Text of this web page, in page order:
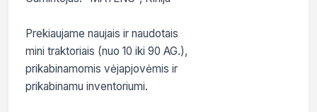
Prekiaujame naujais ir naudotais
mini traktoriais (nuo 10 iki 90 AG.),
prikabinamomis vėjapjovėmis ir
prikabinamu inventoriumi.